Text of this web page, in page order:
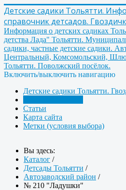
Детские садики Тольятти.
справочник детсадов.
Информация о детских садиках
детства Лада" Тольятти.
садики, частные детские садики.
Центральный, Комсомольский,
Тольятти. Поволжский посёлок.
Включить/выключить навигацию
Детские садики Тольятти.
Статьи
Карта сайта
Метки (условия выбора)
Вы здесь:
Каталог /
Детсады Тольятти /
Автозаводский район /
№ 210 "Ладушки"